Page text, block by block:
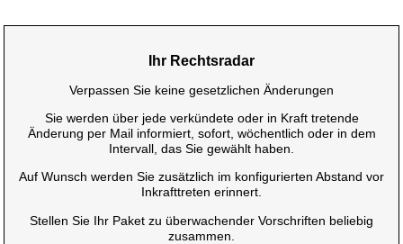
Ihr Rechtsradar
Verpassen Sie keine gesetzlichen Änderungen
Sie werden über jede verkündete oder in Kraft tretende
Änderung per Mail informiert, sofort, wöchentlich oder in dem
Intervall, das Sie gewählt haben.
Auf Wunsch werden Sie zusätzlich im konfigurierten Abstand vor
Inkrafttreten erinnert.
Stellen Sie Ihr Paket zu überwachender Vorschriften beliebig
zusammen.